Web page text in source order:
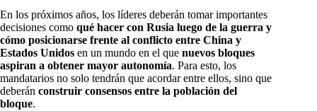
En los próximos años, los líderes deberán tomar importantes
decisiones como qué hacer con Rusia luego de la guerra y
cómo posicionarse frente al conflicto entre China y
Estados Unidos en un mundo en el que nuevos bloques
aspiran a obtener mayor autonomía. Para esto, los
mandatarios no solo tendrán que acordar entre ellos, sino que
deberán construir consensos entre la población del
bloque.